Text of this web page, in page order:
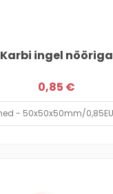
Karbi ingel nööriga
0,85 €